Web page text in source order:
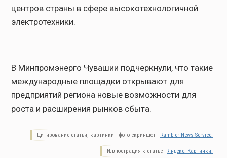
центров страны в сфере высокотехнологичной
электротехники.
В Минпромэнерго Чувашии подчеркнули, что такие
международные площадки открывают для
предприятий региона новые возможности для
роста и расширения рынков сбыта.
Цитирование статьи, картинки - фото скриншот - Rambler News Service.
Иллюстрация к статье - Яндекс. Картинки.